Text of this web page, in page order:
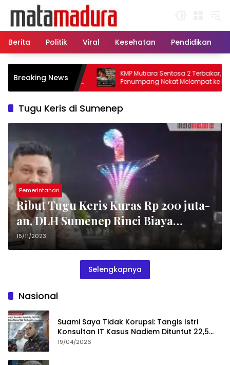
konten
Berita
Politik Viral Kesehatan Pendidikan
Breaking News
11 Kapal Sisir
Korban KMP
KMP Mutiara Sentosa 2 Terbakar,
Penumpang Nekat Melompat ke Laut
Tugu Keris di Sumenep
Pemerintahan
Ribut Tugu Keris Kuras Rp 200 juta-
an, DLH Sumenep Rinci Biaya
Bangunannya
15/11/2023
Selengkapnya
Nasional
Suami Saya Tidak Korupsi: Tangis Istri
Konsultan IT Kasus Nadiem Dituntut 22,5
Tahun
19/04/2026